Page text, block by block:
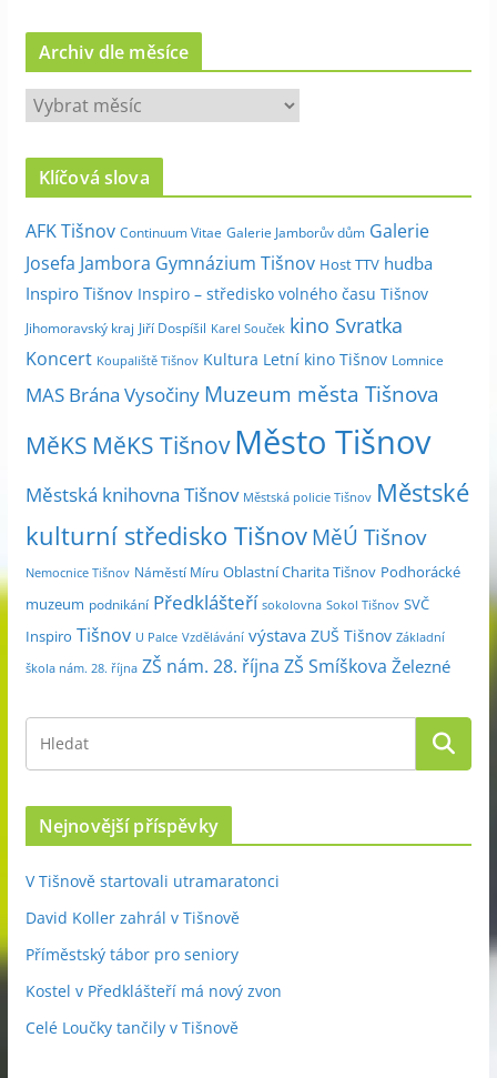
Archiv dle měsíce
A
c
v
d
l
e
m
s
í
e
Klíčová slova
AFK Tišnov Continuum Vitae Galerie Jamborův dům Galerie
Josefa Jambora Gymnázium Tišnov Host TTV hudba
Inspiro Tišnov Inspiro – středisko volného času Tišnov
Jihomoravský kraj Jiří Dospíšil Karel Souček kino Svratka
Koncert Koupaliště Tišnov Kultura Letní kino Tišnov Lomnice
MAS Brána Vysočiny Muzeum města Tišnova
MěKS MěKS Tišnov Město Tišnov
Městská knihovna Tišnov Městská policie Tišnov Městské
kulturní středisko Tišnov MěÚ Tišnov
Nemocnice Tišnov Náměstí Míru Oblastní Charita Tišnov Podhorácké
muzeum podnikání Předklášteří sokolovna Sokol Tišnov SVČ
Inspiro Tišnov U Palce Vzdělávání výstava ZUŠ Tišnov Základní
škola nám. 28. října ZŠ nám. 28. října ZŠ Smíškova Železné
Nejnovější příspěvky
V Tišnově startovali utramaratonci
David Koller zahrál v Tišnově
Příměstský tábor pro seniory
Kostel v Předklášteří má nový zvon
Celé Loučky tančily v Tišnově